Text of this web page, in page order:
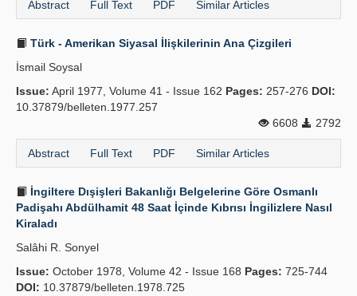
Abstract Full Text PDF Similar Articles
Türk - Amerikan Siyasal İlişkilerinin Ana Çizgileri
İsmail Soysal
Issue: April 1977, Volume 41 - Issue 162 Pages: 257-276 DOI:
10.37879/belleten.1977.257
6608
2792
Abstract Full Text PDF Similar Articles
İngiltere Dışişleri Bakanlığı Belgelerine Göre Osmanlı
Padişahı Abdülhamit 48 Saat İçinde Kıbrısı İngilizlere Nasıl
Kiraladı
Salâhi R. Sonyel
Issue: October 1978, Volume 42 - Issue 168 Pages: 725-744
DOI: 10.37879/belleten.1978.725